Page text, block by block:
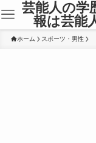
芸能人の学
報は芸能
ホーム スポーツ・男性